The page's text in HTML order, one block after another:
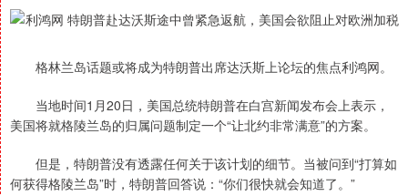
格林兰岛话题或将成为特朗普出席达沃斯上论坛的焦点利鸿网。
当地时间1月20日，美国总统特朗普在白宫新闻发布会上表示，
美国将就格陵兰岛的归属问题制定一个“让北约非常满意”的方案。
但是，特朗普没有透露任何关于该计划的细节。当被问到“打算如
何获得格陵兰岛”时，特朗普回答说：“你们很快就会知道了。”